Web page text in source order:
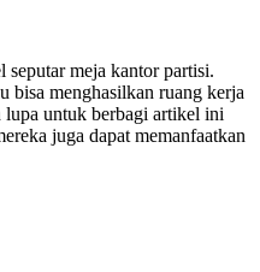
seputar meja kantor partisi.
bisa menghasilkan ruang kerja
lupa untuk berbagi artikel ini
juga dapat memanfaatkan